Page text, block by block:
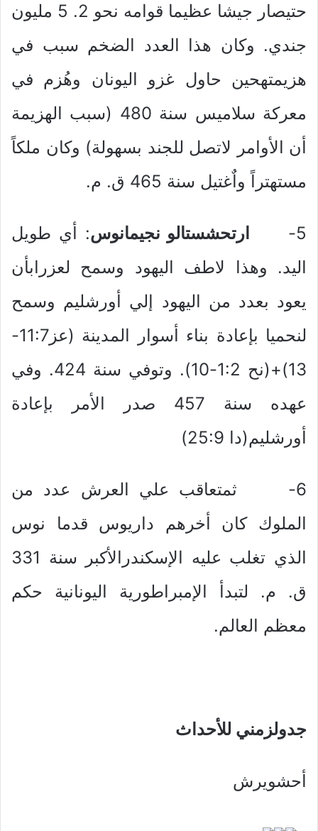
حتيصار جيشا عظيما قوامه نحو 2. 5 مليون
جندي. وكان هذا العدد الضخم سبب في
هزيمتهحين حاول غزو اليونان وهُزم في
معركة سلاميس سنة 480 (سبب الهزيمة
أن الأوامر لاتصل للجند بسهولة) وكان ملكاً
مستهتراً واٌغتيل سنة 465 ق. م.
5- ارتحشستالو نجيمانوس: أي طويل
اليد. وهذا لاطف اليهود وسمح لعزرابأن
يعود بعدد من اليهود إلي أورشليم وسمح
لنحميا بإعادة بناء أسوار المدينة (عز11:7-
13)+(نح 1:2-10). وتوفي سنة 424. وفي
عهده سنة 457 صدر الأمر بإعادة
أورشليم(دا 25:9)
6- ثمتعاقب علي العرش عدد من
الملوك كان أخرهم داريوس قدما نوس
الذي تغلب عليه الإسكندرالأكبر سنة 331
ق. م. لتبدأ الإمبراطورية اليونانية حكم
معظم العالم.
جدولزمني للأحداث
أحشويرش